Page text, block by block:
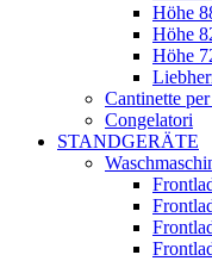
Höhe
Höhe
Höhe
Cantinette
Congelatori
STANDGERÄTE